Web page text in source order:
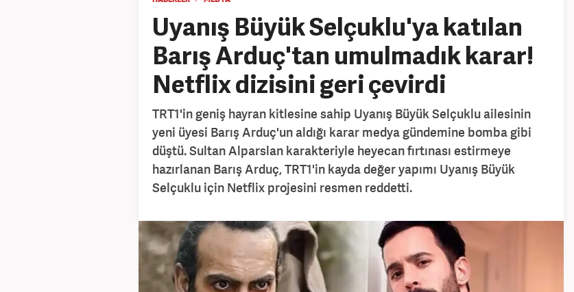
Uyanış Büyük Selçuklu'ya katılan
Barış Arduç'tan umulmadık karar!
Netflix dizisini geri çevirdi
TRT1'in geniş hayran kitlesine sahip Uyanış Büyük Selçuklu ailesinin
yeni üyesi Barış Arduç'un aldığı karar medya gündemine bomba gibi
düştü. Sultan Alparslan karakteriyle heyecan fırtınası estirmeye
hazırlanan Barış Arduç, TRT1'in kayda değer yapımı Uyanış Büyük
Selçuklu için Netflix projesini resmen reddetti.